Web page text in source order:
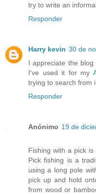
try to write an
Responder
Harry kevin 30 de
I appreciate the
I've used it for my
trying to search from
Responder
Anónimo 19 de
Fishing with a pick is
Pick fishing is a
using a long pole
pick up and hold
from wood or